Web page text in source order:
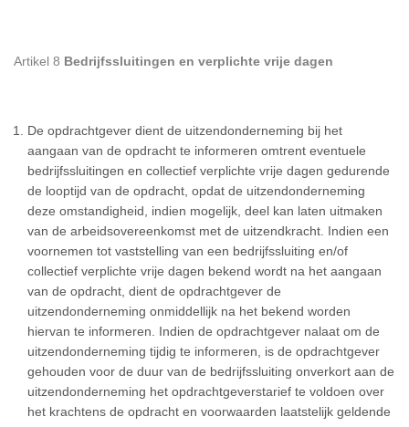
Artikel 8 Bedrijfssluitingen en verplichte vrije dagen
De opdrachtgever dient de uitzendonderneming bij het
aangaan van de opdracht te informeren omtrent eventuele
bedrijfssluitingen en collectief verplichte vrije dagen gedurende
de looptijd van de opdracht, opdat de uitzendonderneming
deze omstandigheid, indien mogelijk, deel kan laten uitmaken
van de arbeidsovereenkomst met de uitzendkracht. Indien een
voornemen tot vaststelling van een bedrijfssluiting en/of
collectief verplichte vrije dagen bekend wordt na het aangaan
van de opdracht, dient de opdrachtgever de
uitzendonderneming onmiddellijk na het bekend worden
hiervan te informeren. Indien de opdrachtgever nalaat om de
uitzendonderneming tijdig te informeren, is de opdrachtgever
gehouden voor de duur van de bedrijfssluiting onverkort aan de
uitzendonderneming het opdrachtgeverstarief te voldoen over
het krachtens de opdracht en voorwaarden laatstelijk geldende